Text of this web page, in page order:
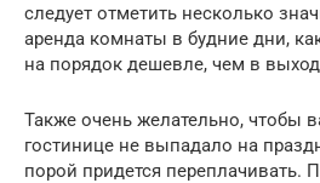
следует отметить несколько
аренда комнаты в будние дни,
на порядок дешевле, чем в
Также очень желательно, чтобы
гостинице не выпадало на
порой придется переплачивать.